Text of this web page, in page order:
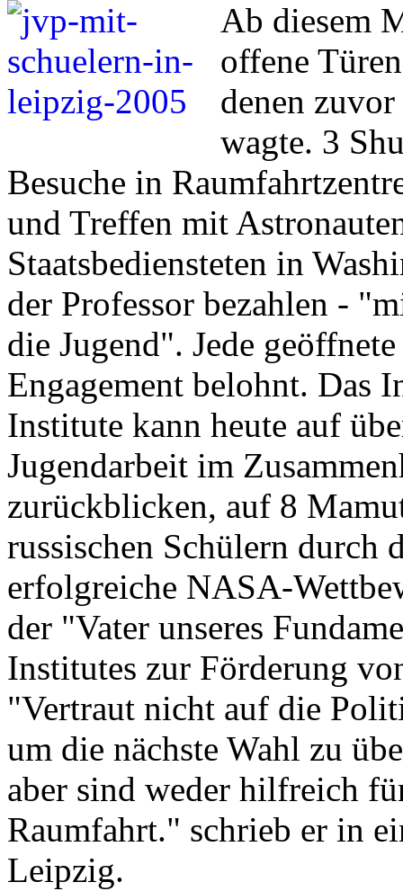
Ab diesem
offene
denen
wagte. 3
Besuche in
und Treffen mit
Staatsbediensteten in
der Professor bezahlen -
die Jugend". Jede
Engagement belohnt. Das
Institute kann heute auf
Jugendarbeit im
zurückblicken, auf 8
russischen Schülern
erfolgreiche NASA-
der "Vater unseres
Institutes zur Förderung
"Vertraut nicht auf die
um die nächste Wahl zu
aber sind weder hilfreich
Raumfahrt." schrieb er in
Leipzig.